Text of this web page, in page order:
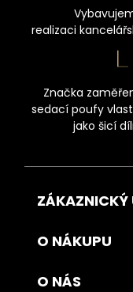
realizaci
Značka
sedací poufy
jako šicí
ZÁKAZNICKÝ
O NÁKUPU
O NÁS